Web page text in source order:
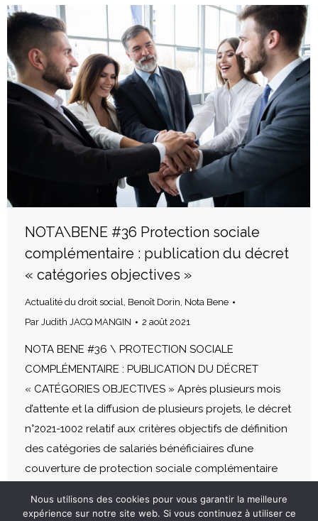
NOTA\BENE #36 Protection sociale
complémentaire : publication du décret
« catégories objectives »
Actualité du droit social Benoît Dorin Nota Bene
Par Judith JACQ MANGIN 2 août 2021
NOTA BENE #36 \ PROTECTION SOCIALE
COMPLÉMENTAIRE : PUBLICATION DU DÉCRET
« CATÉGORIES OBJECTIVES » Après plusieurs mois
d’attente et la diffusion de plusieurs projets, le décret
n°2021-1002 relatif aux critères objectifs de définition
des catégories de salariés bénéficiaires d’une
couverture de protection sociale complémentaire
Nous utilisons des cookies pour vous garantir la meilleure
expérience sur notre site web. Si vous continuez à utiliser ce